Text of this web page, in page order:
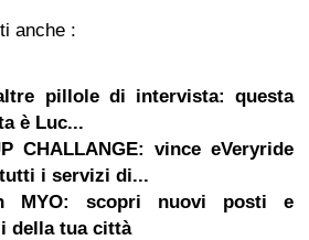
anche :
pillole di intervista: questa
è Luc...
CHALLANGE: vince eVeryride
tutti i servizi di...
MYO: scopri nuovi posti e
della tua città